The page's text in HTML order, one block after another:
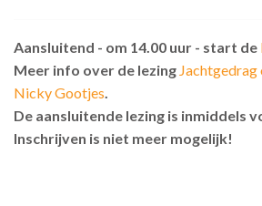
Aansluitend - om 14.00 uur - start de
Meer info over de lezing
Nicky Gootjes.
De aansluitende lezing is inmiddels
Inschrijven is niet meer mogelijk!